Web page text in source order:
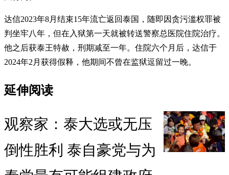
达信2023年8月结束15年流亡返回泰国，随即因贪污滥权罪被
判坐牢八年，但在入狱第一天就被转送警察总医院住院治疗。
他之后获泰王特赦，刑期减至一年。住院六个月后，达信于
2024年2月获得假释，他期间不曾在监狱逗留过一晚。
延伸阅读
观察家：泰大选或无压
倒性胜利 泰自豪党与为